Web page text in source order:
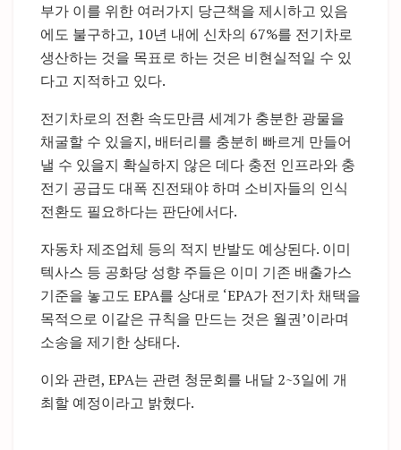
부가 이를 위한 여러가지 당근책을 제시하고 있음
에도 불구하고, 10년 내에 신차의 67%를 전기차로
생산하는 것을 목표로 하는 것은 비현실적일 수 있
다고 지적하고 있다.
전기차로의 전환 속도만큼 세계가 충분한 광물을
채굴할 수 있을지, 배터리를 충분히 빠르게 만들어
낼 수 있을지 확실하지 않은 데다 충전 인프라와 충
전기 공급도 대폭 진전돼야 하며 소비자들의 인식
전환도 필요하다는 판단에서다.
자동차 제조업체 등의 적지 반발도 예상된다. 이미
텍사스 등 공화당 성향 주들은 이미 기존 배출가스
기준을 놓고도 EPA를 상대로 ‘EPA가 전기차 채택을
목적으로 이같은 규칙을 만드는 것은 월권’이라며
소송을 제기한 상태다.
이와 관련, EPA는 관련 청문회를 내달 2~3일에 개
최할 예정이라고 밝혔다.